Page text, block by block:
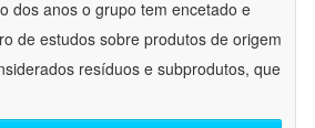
dos anos o grupo tem encetado e
de estudos sobre produtos de origem
resíduos e subprodutos, que